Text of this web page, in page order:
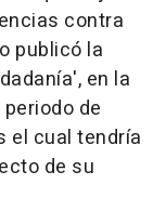
contra
publicó la
en la
de
el cual tendría
de su